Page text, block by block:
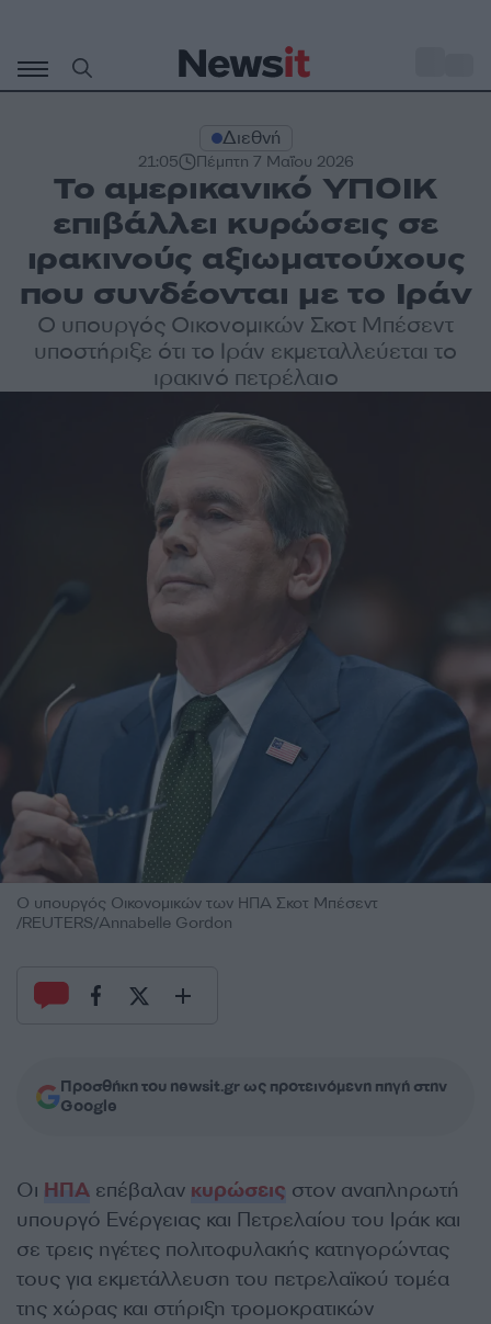
περιεχόμενο
Διεθνή
21:05 Πέμπτη 7 Μαΐου 2026
Το αμερικανικό ΥΠΟΙΚ
επιβάλλει κυρώσεις σε
ιρακινούς αξιωματούχους
που συνδέονται με το Ιράν
Ο υπουργός Οικονομικών Σκοτ Μπέσεντ
υποστήριξε ότι το Ιράν εκμεταλλεύεται το
ιρακινό πετρέλαιο
Ο υπουργός Οικονομικών των ΗΠΑ Σκοτ Μπέσεντ
/REUTERS/Annabelle Gordon
Προσθήκη του newsit.gr ως προτεινόμενη πηγή στην
Google
Οι ΗΠΑ επέβαλαν κυρώσεις στον αναπληρωτή
υπουργό Ενέργειας και Πετρελαίου του Ιράκ και
σε τρεις ηγέτες πολιτοφυλακής κατηγορώντας
τους για εκμετάλλευση του πετρελαϊκού τομέα
της χώρας και στήριξη τρομοκρατικών